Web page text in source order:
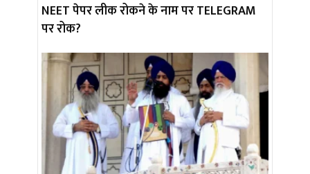
NEET पेपर लीक रोकने के नाम पर TELEGRAM
पर रोक?